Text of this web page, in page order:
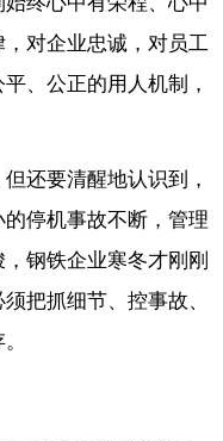
对企业忠诚，对员工
、公正的用人机制，
还要清醒地认识到，
停机事故不断，管理
钢铁企业寒冬才刚刚
把抓细节、控事故、